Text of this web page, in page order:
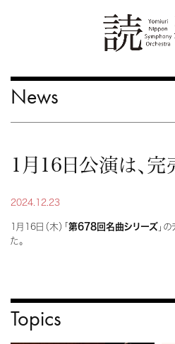
News
1月16日公演は、完
2024.12.23
1月16日（木）「 第678回名曲シリーズ 」
た。
Topics